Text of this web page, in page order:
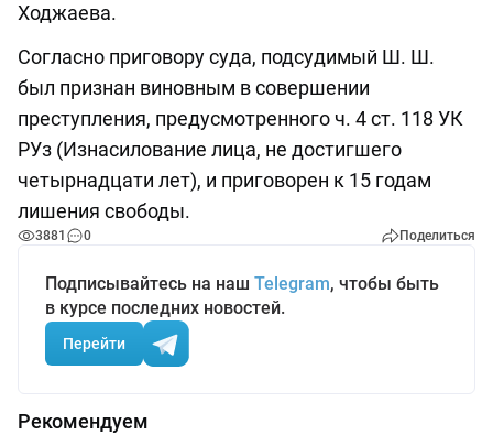
Ходжаева.
Согласно приговору суда, подсудимый Ш. Ш.
был признан виновным в совершении
преступления, предусмотренного ч. 4 ст. 118 УК
РУз (Изнасилование лица, не достигшего
четырнадцати лет), и приговорен к 15 годам
лишения свободы.
3881 0 Поделиться
Подписывайтесь на наш Telegram, чтобы быть
в курсе последних новостей.
Перейти
Рекомендуем